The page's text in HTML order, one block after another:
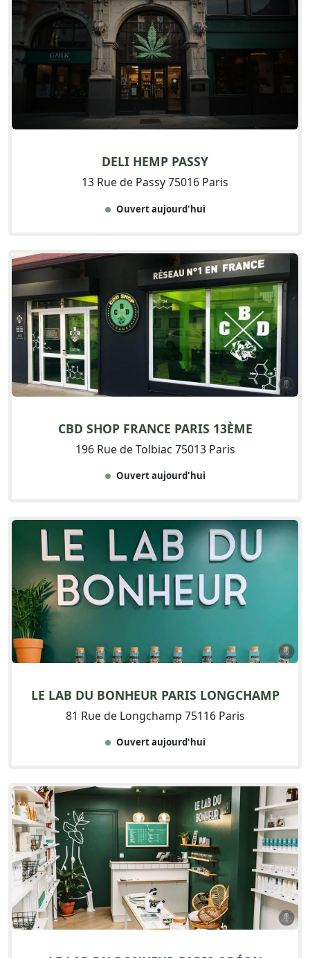
DELI HEMP PASSY
13 Rue de Passy 75016 Paris
Ouvert aujourd'hui
CBD SHOP FRANCE PARIS 13ÈME
196 Rue de Tolbiac 75013 Paris
Ouvert aujourd'hui
LE LAB DU BONHEUR PARIS LONGCHAMP
81 Rue de Longchamp 75116 Paris
Ouvert aujourd'hui